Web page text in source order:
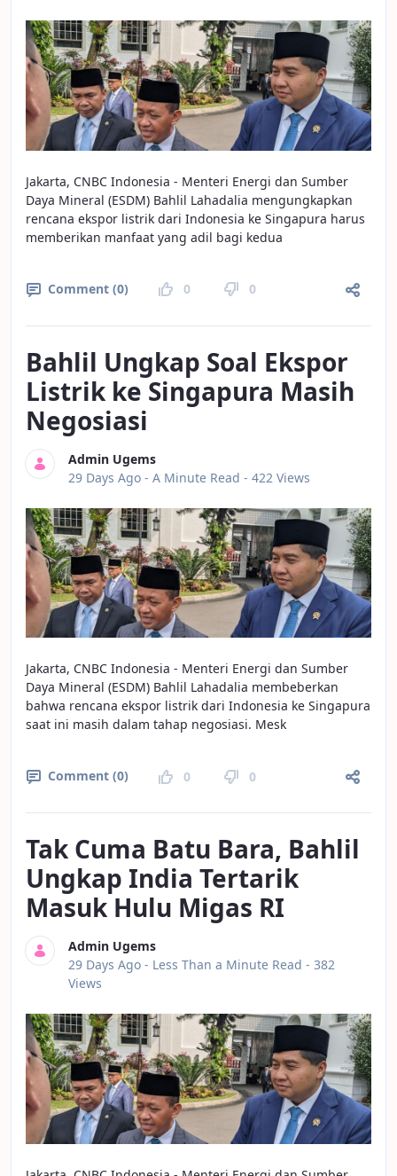
Jakarta, CNBC Indonesia - Menteri Energi dan Sumber
Daya Mineral (ESDM) Bahlil Lahadalia mengungkapkan
rencana ekspor listrik dari Indonesia ke Singapura harus
memberikan manfaat yang adil bagi kedua
Comment (0) 0 0
Bahlil Ungkap Soal Ekspor
Listrik ke Singapura Masih
Negosiasi
Admin Ugems
Published Date
29 Days Ago - A Minute Read - 422 Views
Jakarta, CNBC Indonesia - Menteri Energi dan Sumber
Daya Mineral (ESDM) Bahlil Lahadalia membeberkan
bahwa rencana ekspor listrik dari Indonesia ke Singapura
saat ini masih dalam tahap negosiasi. Mesk
Comment (0) 0 0
Tak Cuma Batu Bara, Bahlil
Ungkap India Tertarik
Masuk Hulu Migas RI
Admin Ugems
Published Date
29 Days Ago - Less Than a Minute Read - 382
Views